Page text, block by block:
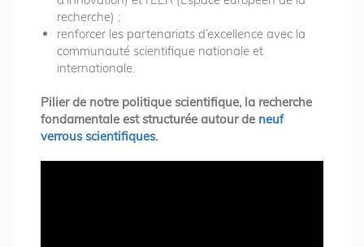
recherche) ;
renforcer les partenariats d’excellence avec la
communauté scientifique nationale et
internationale.
Pilier de notre politique scientifique, la recherche
fondamentale est structurée autour de neuf
verrous scientifiques.